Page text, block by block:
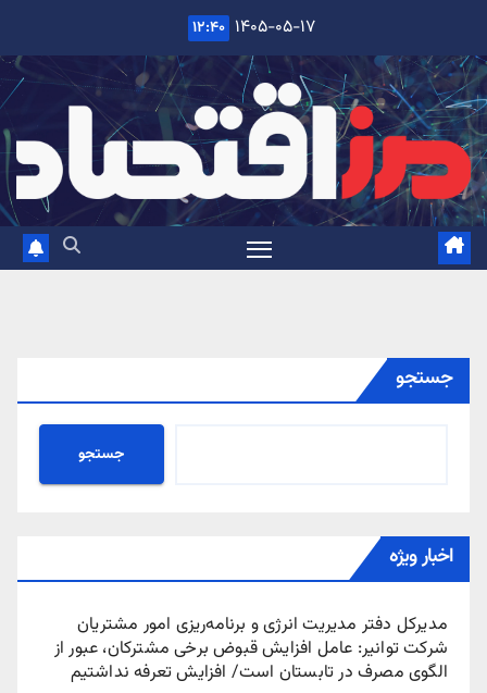
content
۱۴۰۵-۰۵-۱۷ ۱۲:۴۰
جستجو
جستجو
اخبار ویژه
مدیرکل دفتر مدیریت انرژی و برنامه‌ریزی امور مشتریان
شرکت توانیر: عامل افزایش قبوض برخی مشترکان، عبور از
الگوی مصرف در تابستان است/ افزایش تعرفه نداشتیم